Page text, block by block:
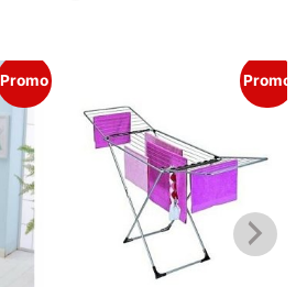
Promo Promo